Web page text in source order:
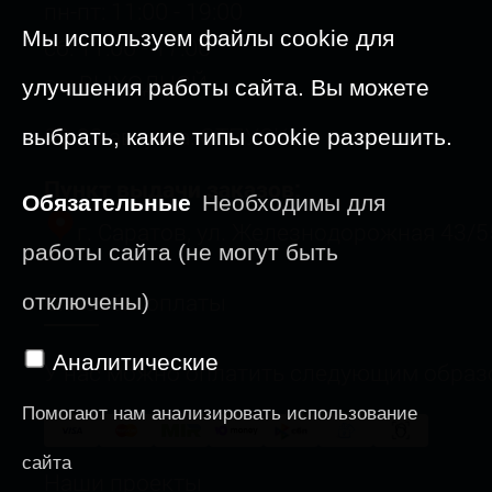
сб: 11:00 - 17:00
вс: ВЫХОДНОЙ
09-23 августа: ОТПУСК
Пункт выдачи заказов:
Способы оплаты
У нас можно оплатить следующим
Мы используем файлы cookie для
улучшения работы сайта. Вы можете
выбрать, какие типы cookie разрешить.
Обязательные Необходимы для
работы сайта (не могут быть
отключены)
Аналитические
Помогают нам анализировать использование
сайта